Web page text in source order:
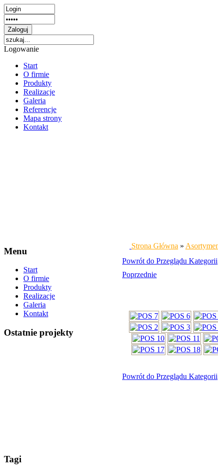
Logowanie
Start
O firmie
Produkty
Realizacje
Galeria
Referencje
Mapa strony
Kontakt
Menu
Start
O firmie
Produkty
Realizacje
Galeria
Kontakt
Ostatnie projekty
Tagi
Strona Główna »
Powrót do Przeglądu Kategorii
Poprzednie
Powrót do Przeglądu Kategorii